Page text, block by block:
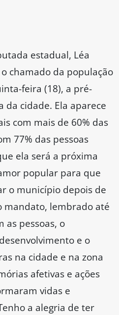
estadual, Léa
chamado da população
feira (18), a pré-
cidade. Ela aparece
com mais de 60% das
77% das pessoas
ela será a próxima
popular para que
o município depois de
mandato, lembrado até
as pessoas, o
e o
na cidade e na zona
afetivas e ações
vidas e
a alegria de ter